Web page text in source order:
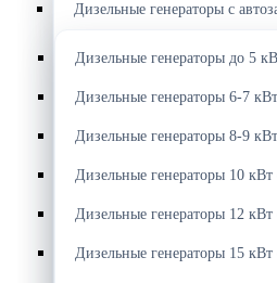
Дизельные генераторы с
Дизельные генераторы до 5
Дизельные генераторы 6-7
Дизельные генераторы 8-9
Дизельные генераторы 10
Дизельные генераторы 12
Дизельные генераторы 15